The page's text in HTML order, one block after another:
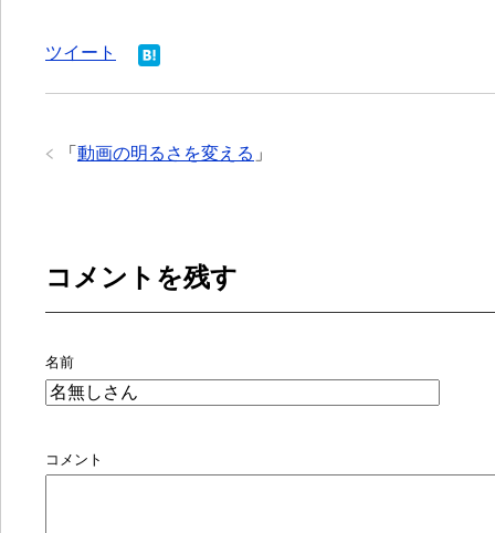
ツイート
「 動画の明るさを変える 」
コメントを残す
名前
コメント